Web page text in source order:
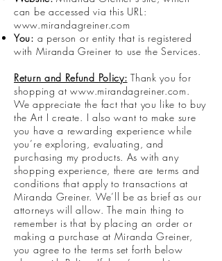
can be accessed via this URL:
www.mirandagreiner.com
You: a person or entity that is registered
with Miranda Greiner to use the Services.
Return and Refund Policy: Thank you for
shopping atwww.mirandagreiner.com.
We appreciate the fact that you like to buy
the Art I create. I also want to make sure
you have a rewarding experience while
you’re exploring, evaluating, and
purchasing my products. As with any
shopping experience, there are terms and
conditions that apply to transactions at
Miranda Greiner. We’ll be as brief as our
attorneys will allow. The main thing to
remember is that by placing an order or
making a purchase at Miranda Greiner,
you agree to the terms set forth below